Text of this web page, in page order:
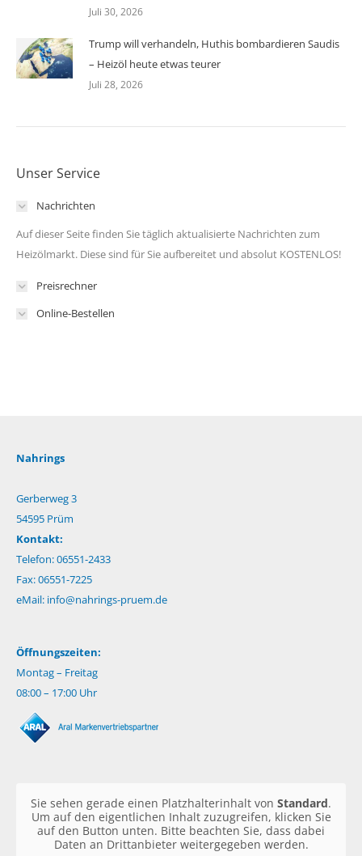
Juli 30, 2026
Trump will verhandeln, Huthis bombardieren Saudis
– Heizöl heute etwas teurer
Juli 28, 2026
Unser Service
Nachrichten
Auf dieser Seite finden Sie täglich aktualisierte Nachrichten zum
Heizölmarkt. Diese sind für Sie aufbereitet und absolut KOSTENLOS!
Preisrechner
Online-Bestellen
Nahrings
Gerberweg 3
54595 Prüm
Kontakt:
Telefon: 06551-2433
Fax: 06551-7225
eMail: info@nahrings-pruem.de
Öffnungszeiten:
Montag – Freitag
08:00 – 17:00 Uhr
Sie sehen gerade einen Platzhalterinhalt von Standard.
Um auf den eigentlichen Inhalt zuzugreifen, klicken Sie
auf den Button unten. Bitte beachten Sie, dass dabei
Daten an Drittanbieter weitergegeben werden.